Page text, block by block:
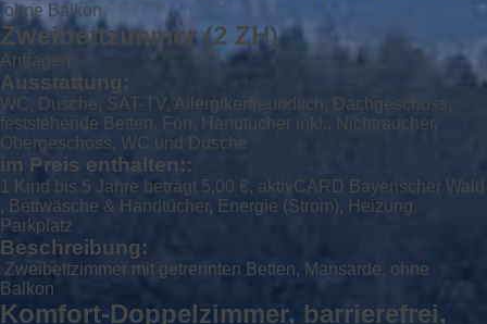
ohne Balkon
Zweibettzimmer (2 ZH)
Anfragen
Ausstattung:
WC, Dusche, SAT-TV, Allergikerfreundlich, Dachgeschoss,
feststehende Betten, Fön, Handtücher inkl., Nichtraucher,
Obergeschoss, WC und Dusche
im Preis enthalten::
1 Kind bis 5 Jahre beträgt 5,00 €, aktivCARD Bayerischer Wald
, Bettwäsche & Handtücher, Energie (Strom), Heizung,
Parkplatz
Beschreibung:
Zweibettzimmer mit getrennten Betten, Mansarde, ohne
Balkon
Komfort-Doppelzimmer, barrierefrei,